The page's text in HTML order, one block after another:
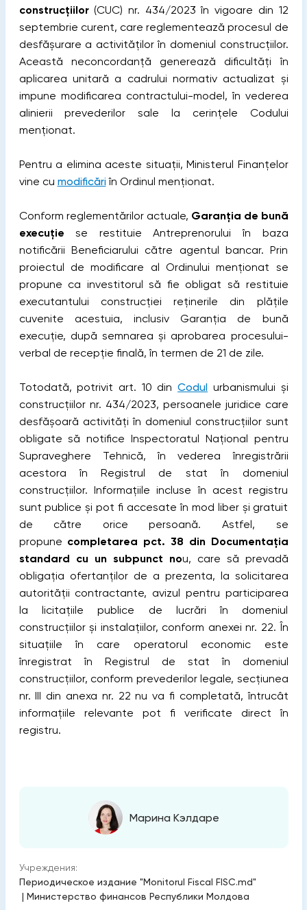
construcțiilor(CUC) nr. 434/2023 în vigoare din 12
septembrie curent, care reglementează procesul de
desfășurare a activităților în domeniul construcțiilor.
Această neconcordanță generează dificultăți în
aplicarea unitară a cadrului normativ actualizat și
impune modificarea contractului-model, în vederea
alinierii prevederilor sale la cerințele Codului
menționat.
Pentru a elimina aceste situații, Ministerul Finanțelor
vine cu modificăriîn Ordinul menționat.
Conform reglementărilor actuale, Garanţia de bună
execuţie se restituie Antreprenorului în baza
notificării Beneficiarului către agentul bancar. Prin
proiectul de modificare al Ordinului menționat se
propune ca investitorul să fie obligat să restituie
executantului construcției reținerile din plățile
cuvenite acestuia, inclusiv Garanția de bună
execuție, după semnarea și aprobarea procesului-
verbal de recepție finală, în termen de 21 de zile.
Totodată, potrivit art. 10 dinCodul urbanismului și
construcțiilor nr. 434/2023, persoanele juridice care
desfășoară activități în domeniul construcțiilor sunt
obligate să notifice Inspectoratul Național pentru
Supraveghere Tehnică, în vederea înregistrării
acestora în Registrul de stat în domeniul
construcțiilor. Informațiile incluse în acest registru
sunt publice și pot fi accesate în mod liber și gratuit
de către orice persoană. Astfel, se
propune completarea pct. 38 din Documentația
standard cu un subpunct nou, care să prevadă
obligația ofertanților de a prezenta, la solicitarea
autorității contractante, avizul pentru participarea
la licitațiile publice de lucrări în domeniul
construcțiilor și instalațiilor, conform anexei nr. 22. În
situațiile în care operatorul economic este
înregistrat în Registrul de stat în domeniul
construcțiilor, conform prevederilor legale, secțiunea
nr. III din anexa nr. 22 nu va fi completată, întrucât
informațiile relevante pot fi verificate direct în
registru.
Марина Кэлдаре
Учреждения:
Периодическое издание "Monitorul Fiscal FISC.md"
| Министерство финансов Республики Молдова